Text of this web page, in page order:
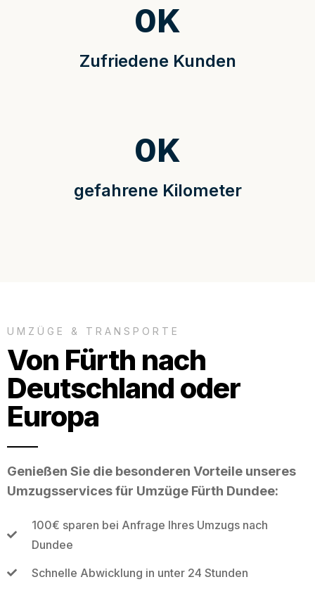
Zufriedene Kunden
0K
gefahrene Kilometer
0K
UMZÜGE & TRANSPORTE
Von Fürth nach
Deutschland oder
Europa
Genießen Sie die besonderen Vorteile unseres
Umzugsservices für Umzüge Fürth Dundee:
100€ sparen bei Anfrage Ihres Umzugs nach
Dundee
Schnelle Abwicklung in unter 24 Stunden